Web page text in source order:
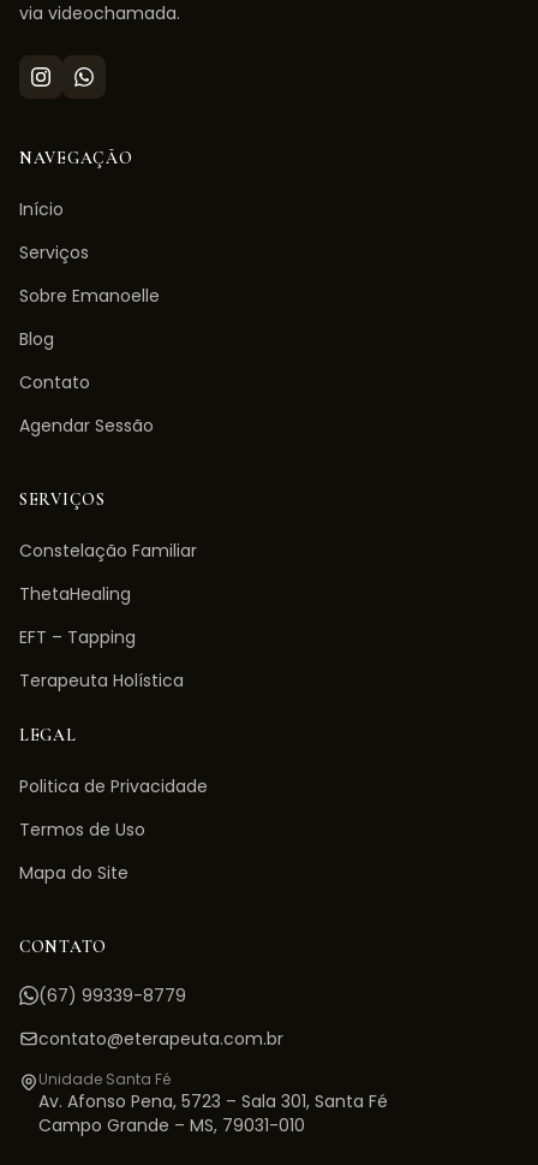
via videochamada.
NAVEGAÇÃO
Início
Serviços
Sobre Emanoelle
Blog
Contato
Agendar Sessão
SERVIÇOS
Constelação Familiar
ThetaHealing
EFT – Tapping
Terapeuta Holística
LEGAL
Politica de Privacidade
Termos de Uso
Mapa do Site
CONTATO
(67) 99339-8779
contato@eterapeuta.com.br
Unidade Santa Fé
Av. Afonso Pena, 5723 – Sala 301, Santa Fé
Campo Grande – MS, 79031-010